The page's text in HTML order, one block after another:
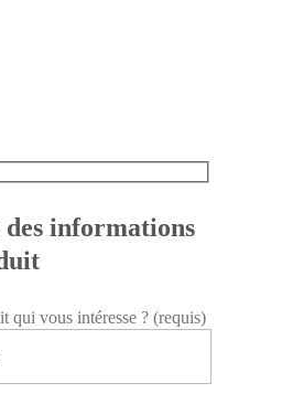
informations
qui vous intéresse ? (requis)